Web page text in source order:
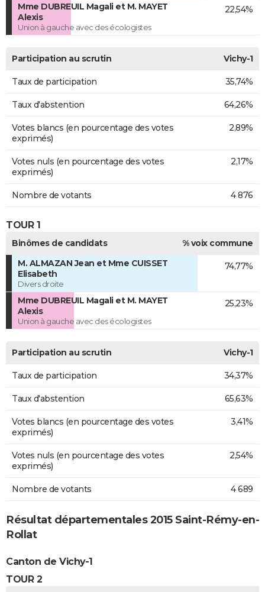
Mme DUBREUIL Magali et M. MAYET
Alexis
Union à gauche avec des écologistes
22,54%
Participation au scrutin Vichy-1
Taux de participation 35,74%
Taux d'abstention 64,26%
Votes blancs (en pourcentage des votes
exprimés)
2,89%
Votes nuls (en pourcentage des votes
exprimés)
2,17%
Nombre de votants 4 876
TOUR 1
Binômes de candidats
% voix commune
M. ALMAZAN Jean et Mme CUISSET
Elisabeth
Divers droite
74,77%
Mme DUBREUIL Magali et M. MAYET
Alexis
Union à gauche avec des écologistes
25,23%
Participation au scrutin Vichy-1
Taux de participation 34,37%
Taux d'abstention 65,63%
Votes blancs (en pourcentage des votes
exprimés)
3,41%
Votes nuls (en pourcentage des votes
exprimés)
2,54%
Nombre de votants 4 689
Résultat départementales 2015 Saint-Rémy-en-
Rollat
Canton de Vichy-1
TOUR 2